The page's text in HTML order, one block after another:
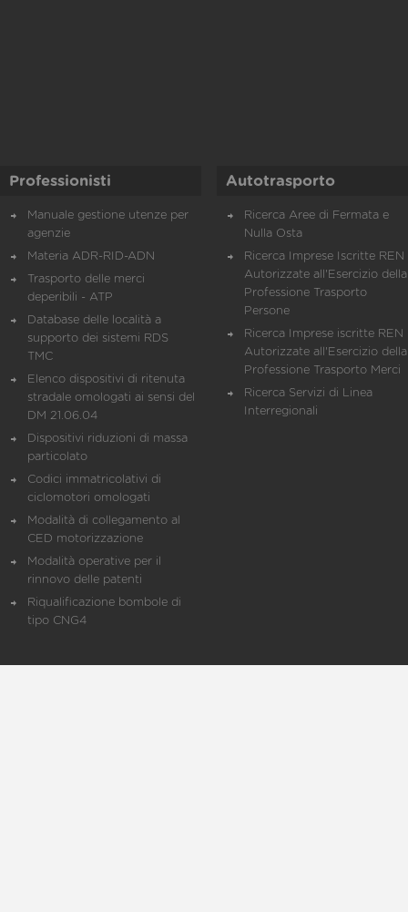
Professionisti
Manuale gestione utenze per
agenzie
Materia ADR-RID-ADN
Trasporto delle merci
deperibili - ATP
Database delle località a
supporto dei sistemi RDS
TMC
Elenco dispositivi di ritenuta
stradale omologati ai sensi del
DM 21.06.04
Dispositivi riduzioni di massa
particolato
Codici immatricolativi di
ciclomotori omologati
Modalità di collegamento al
CED motorizzazione
Modalità operative per il
rinnovo delle patenti
Riqualificazione bombole di
tipo CNG4
Autotrasporto
Ricerca Aree di Fermata e
Nulla Osta
Ricerca Imprese Iscritte REN
Autorizzate all'Esercizio della
Professione Trasporto
Persone
Ricerca Imprese iscritte REN
Autorizzate all'Esercizio della
Professione Trasporto Merci
Ricerca Servizi di Linea
Interregionali